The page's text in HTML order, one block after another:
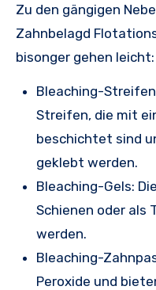
Zu den gängigen
Zahnbelagd
bisonger gehen leicht:
Bleaching-
Streifen, die mit
beschichtet sind
geklebt werden.
Bleaching-Gels:
Schienen oder als
werden.
Bleaching-
Peroxide und